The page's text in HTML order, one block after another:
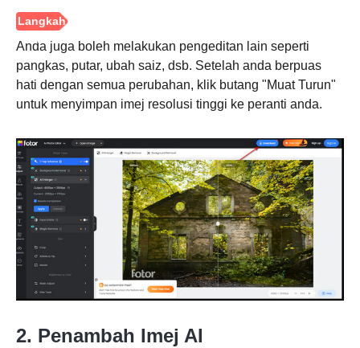
Anda juga boleh melakukan pengeditan lain seperti
pangkas, putar, ubah saiz, dsb. Setelah anda berpuas
hati dengan semua perubahan, klik butang "Muat Turun"
untuk menyimpan imej resolusi tinggi ke peranti anda.
2. Penambah Imej AI